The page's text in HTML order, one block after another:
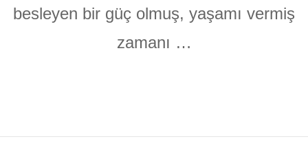
besleyen bir güç olmuş, yaşamı vermiş
zamanı …